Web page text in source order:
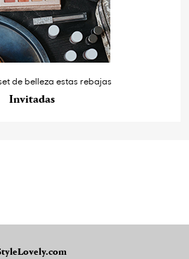
de belleza estas rebajas
Invitadas